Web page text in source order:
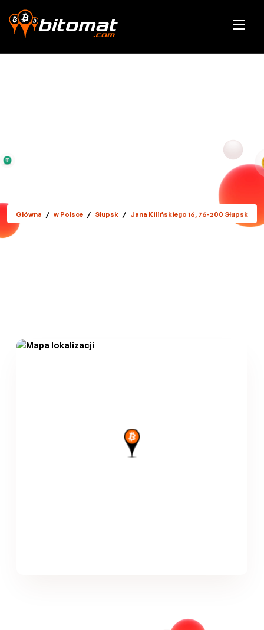
Główna / w Polsce / Słupsk / Jana Kilińskiego 16, 76-200 Słupsk